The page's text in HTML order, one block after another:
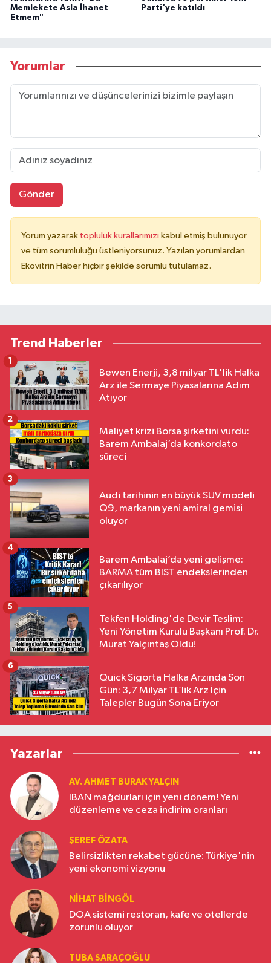
Memlekete Asla İhanet
Etmem"
Parti'ye katıldı
Yorumlar
Gönder
Yorum yazarak topluluk kurallarımızı kabul etmiş bulunuyor
ve tüm sorumluluğu üstleniyorsunuz. Yazılan yorumlardan
Ekovitrin Haber hiçbir şekilde sorumlu tutulamaz.
Trend Haberler
Bewen Enerji, 3,8 milyar TL'lik Halka
Arz ile Sermaye Piyasalarına Adım
Atıyor
1
Maliyet krizi Borsa şirketini vurdu:
Barem Ambalaj’da konkordato
süreci
2
Audi tarihinin en büyük SUV modeli
Q9, markanın yeni amiral gemisi
oluyor
3
Barem Ambalaj’da yeni gelişme:
BARMA tüm BIST endekslerinden
çıkarılıyor
4
Tekfen Holding'de Devir Teslim:
Yeni Yönetim Kurulu Başkanı Prof. Dr.
Murat Yalçıntaş Oldu!
5
Quick Sigorta Halka Arzında Son
Gün: 3,7 Milyar TL’lik Arz İçin
Talepler Bugün Sona Eriyor
6
Yazarlar
AV. AHMET BURAK YALÇIN
IBAN mağdurları için yeni dönem! Yeni
düzenleme ve ceza indirim oranları
ŞEREF ÖZATA
Belirsizlikten rekabet gücüne: Türkiye'nin
yeni ekonomi vizyonu
NIHAT BINGÖL
DOA sistemi restoran, kafe ve otellerde
zorunlu oluyor
TUBA SARAÇOĞLU